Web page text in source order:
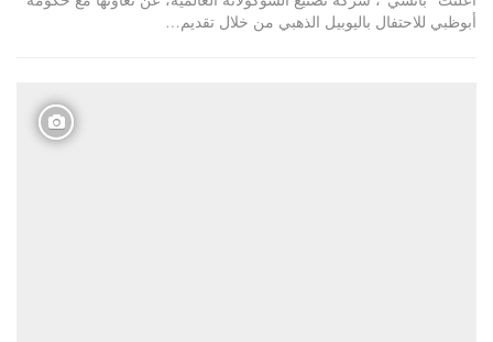
أبوظبي للاحتفال باليوبيل الذهبي من خلال تقديم…